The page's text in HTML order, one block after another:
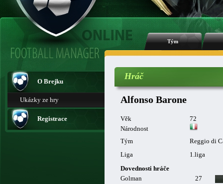
Tým
O Brejku
Ukázky ze hry
Registrace
Hráč
Alfonso Barone
Věk
72
Národnost
Tým
Reggio di
Liga
1.liga
Dovednosti hráče
Golman
27